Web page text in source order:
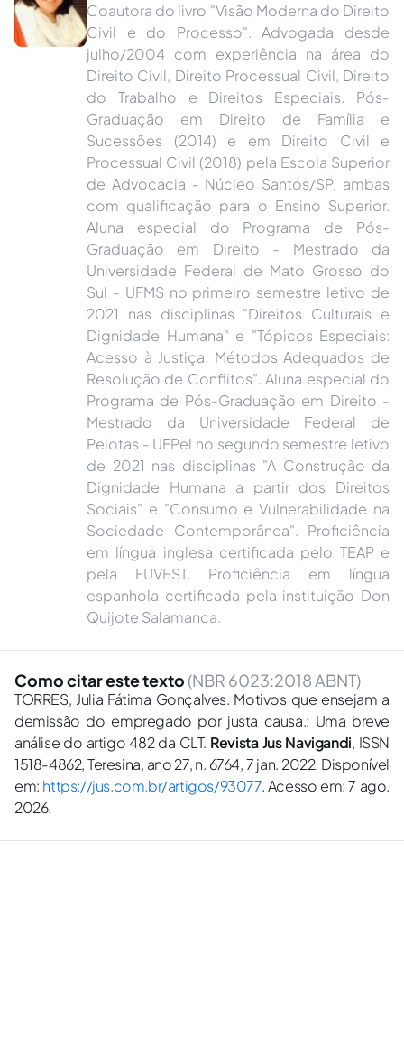
Coautora do livro "Visão Moderna do Direito
Civil e do Processo". Advogada desde
julho/2004 com experiência na área do
Direito Civil, Direito Processual Civil, Direito
do Trabalho e Direitos Especiais. Pós-
Graduação em Direito de Família e
Sucessões (2014) e em Direito Civil e
Processual Civil (2018) pela Escola Superior
de Advocacia - Núcleo Santos/SP, ambas
com qualificação para o Ensino Superior.
Aluna especial do Programa de Pós-
Graduação em Direito - Mestrado da
Universidade Federal de Mato Grosso do
Sul - UFMS no primeiro semestre letivo de
2021 nas disciplinas "Direitos Culturais e
Dignidade Humana" e "Tópicos Especiais:
Acesso à Justiça: Métodos Adequados de
Resolução de Conflitos". Aluna especial do
Programa de Pós-Graduação em Direito -
Mestrado da Universidade Federal de
Pelotas - UFPel no segundo semestre letivo
de 2021 nas disciplinas "A Construção da
Dignidade Humana a partir dos Direitos
Sociais" e "Consumo e Vulnerabilidade na
Sociedade Contemporânea". Proficiência
em língua inglesa certificada pelo TEAP e
pela FUVEST. Proficiência em língua
espanhola certificada pela instituição Don
Quijote Salamanca.
Como citar este texto (NBR 6023:2018 ABNT)
TORRES, Julia Fátima Gonçalves. Motivos que ensejam a
demissão do empregado por justa causa.: Uma breve
análise do artigo 482 da CLT. Revista Jus Navigandi, ISSN
1518-4862, Teresina, ano 27, n. 6764, 7 jan. 2022. Disponível
em: https://jus.com.br/artigos/93077. Acesso em: 7 ago.
2026.